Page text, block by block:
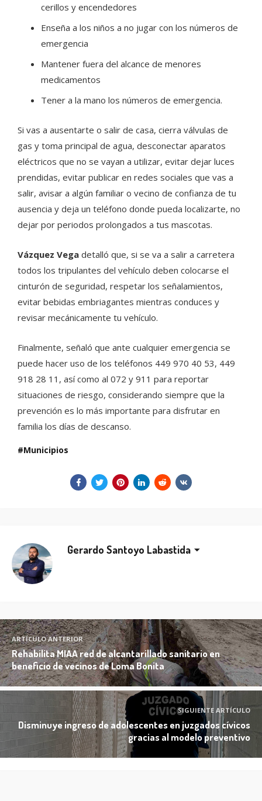
cerillos y encendedores
Enseña a los niños a no jugar con los números de
emergencia
Mantener fuera del alcance de menores
medicamentos
Tener a la mano los números de emergencia.
Si vas a ausentarte o salir de casa, cierra válvulas de
gas y toma principal de agua, desconectar aparatos
eléctricos que no se vayan a utilizar, evitar dejar luces
prendidas, evitar publicar en redes sociales que vas a
salir, avisar a algún familiar o vecino de confianza de tu
ausencia y deja un teléfono donde pueda localizarte, no
dejar por periodos prolongados a tus mascotas.
Vázquez Vega detalló que, si se va a salir a carretera
todos los tripulantes del vehículo deben colocarse el
cinturón de seguridad, respetar los señalamientos,
evitar bebidas embriagantes mientras conduces y
revisar mecánicamente tu vehículo.
Finalmente, señaló que ante cualquier emergencia se
puede hacer uso de los teléfonos 449 970 40 53, 449
918 28 11, así como al 072 y 911 para reportar
situaciones de riesgo, considerando siempre que la
prevención es lo más importante para disfrutar en
familia los días de descanso.
Municipios
Gerardo Santoyo Labastida
ARTÍCULO ANTERIOR
Rehabilita MIAA red de alcantarillado sanitario en
beneficio de vecinos de Loma Bonita
SIGUIENTE ARTÍCULO
Disminuye ingreso de adolescentes en juzgados cívicos
gracias al modelo preventivo